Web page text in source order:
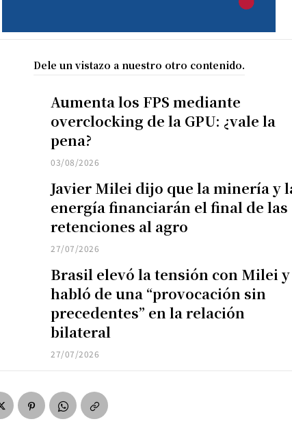
Dele un vistazo a nuestro otro contenido.
Aumenta los FPS mediante
overclocking de la GPU: ¿vale la
pena?
03/08/2026
Javier Milei dijo que la minería y
energía financiarán el final de las
retenciones al agro
27/07/2026
Brasil elevó la tensión con Milei y
habló de una “provocación sin
precedentes” en la relación
bilateral
27/07/2026